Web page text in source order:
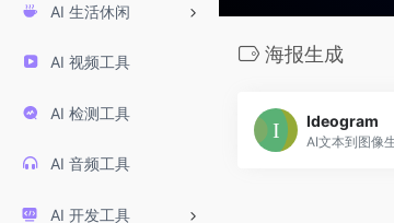
AI 生活休闲
AI 视频工具
AI 检测工具
AI 音频工具
AI 开发工具
海报生成
Ideogram